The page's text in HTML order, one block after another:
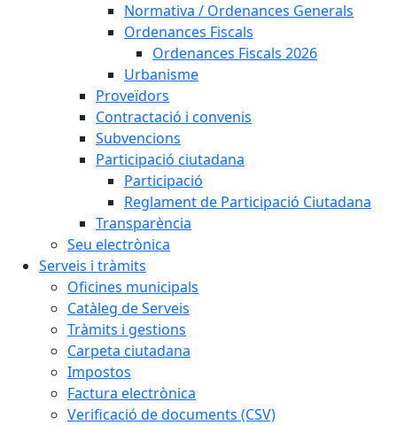
Normativa / Ordenances Generals
Ordenances Fiscals
Ordenances Fiscals 2026
Urbanisme
Proveïdors
Contractació i convenis
Subvencions
Participació ciutadana
Participació
Reglament de Participació Ciutadana
Transparència
Seu electrònica
Serveis i tràmits
Oficines municipals
Catàleg de Serveis
Tràmits i gestions
Carpeta ciutadana
Impostos
Factura electrònica
Verificació de documents (CSV)